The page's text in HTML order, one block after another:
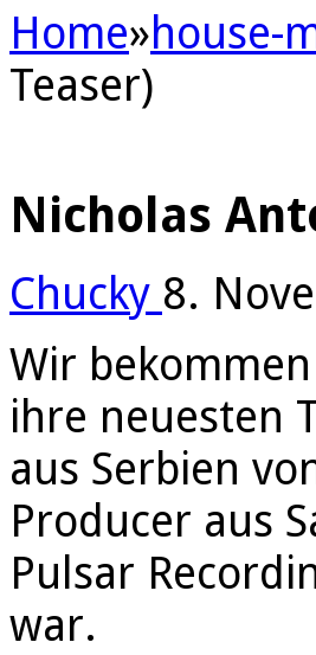
Home»house-
Teaser)
Nicholas
Chucky 8.
Wir
ihre neuesten
aus Serbien
Producer aus
Pulsar
war.